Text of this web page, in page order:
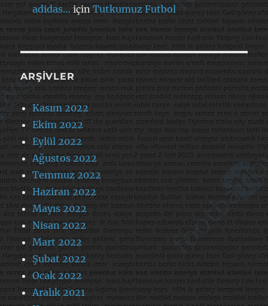
adidas…içinTutkumuz Futbol
ARŞIVLER
Kasım 2022
Ekim 2022
Eylül 2022
Ağustos 2022
Temmuz 2022
Haziran 2022
Mayıs 2022
Nisan 2022
Mart 2022
Şubat 2022
Ocak 2022
Aralık 2021